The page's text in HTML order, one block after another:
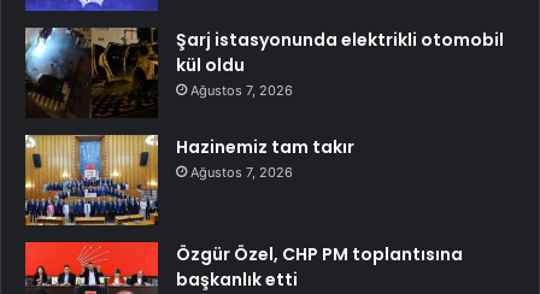
Şarj istasyonunda elektrikli otomobil
kül oldu
Ağustos 7, 2026
Hazinemiz tam takır
Ağustos 7, 2026
Özgür Özel, CHP PM toplantısına
başkanlık etti